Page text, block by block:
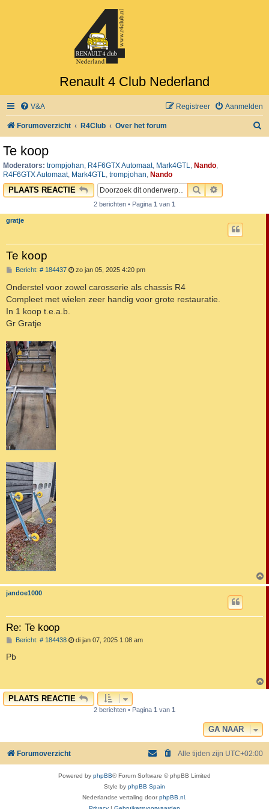
Renault 4 Club Nederland
V&A Aanmelden
Registreer
Forumoverzicht R4Club Over het forum
Te koop
Moderators: trompjohan, R4F6GTX Automaat, Mark4GTL, Nando,
R4F6GTX Automaat, Mark4GTL, trompjohan, Nando
PLAATS REACTIE ZOEKUITGEBREID
2 berichten • Pagina 1 van 1
gratje
Te koop
Bericht: # 184437B
r
i
c
t
zo jan 05, 2025 4:20 pm
Onderstel voor zowel carosserie als chassis R4
Compleet met wielen zeer handig voor grote restauratie.
In 1 koop t.e.a.b.
Gr Gratje
jandoe1000
Re: Te koop
Bericht: # 184438B di jan 07, 2025 1:08 am
Pb
PLAATS REACTIE
2 berichten • Pagina 1 van 1
GA NAAR
Forumoverzicht Alle tijden zijn UTC+02:00
Powered by phpBB® Forum Software © phpBB Limited
Style by phpBB Spain
Nederlandse vertaling doorphpBB.nl